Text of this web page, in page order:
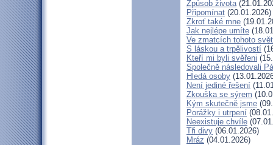
Způsob života
Připomínat (20.01.2026)
Zkroť také mne
Jak nejlépe umíte
Ve zmatcích tohoto
S láskou a trpělivostí
Kteří mi byli svěřeni
Společně následovali
Hledá osoby
Není jediné řešení
Zkouška se sýrem
Kým skutečně jsme
Porážky i utrpení
Neexistuje chvíle
Tři divy (06.01.2026)
Mráz (04.01.2026)